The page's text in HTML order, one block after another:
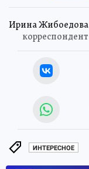
Ирина Жибоедова
корреспондент
ИНТЕРЕСНОЕ